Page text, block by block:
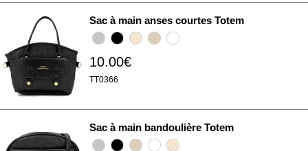
Sac à main anses courtes Totem
10.00€
TT0366
Sac à main bandoulière Totem